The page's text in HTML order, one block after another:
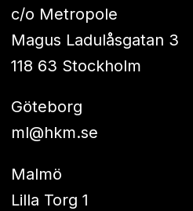
c/o Metropole
Magus Ladulåsgatan 3
118 63 Stockholm
Göteborg
ml@hkm.se
Malmö
Lilla Torg 1